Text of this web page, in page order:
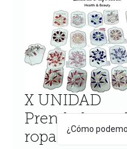
X UNIDAD
Prendedores
ropa
¿Cómo